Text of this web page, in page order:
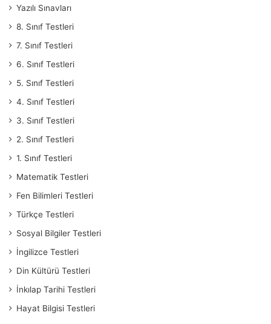
Yazılı Sınavları
8. Sınıf Testleri
7. Sınıf Testleri
6. Sınıf Testleri
5. Sınıf Testleri
4. Sınıf Testleri
3. Sınıf Testleri
2. Sınıf Testleri
1. Sınıf Testleri
Matematik Testleri
Fen Bilimleri Testleri
Türkçe Testleri
Sosyal Bilgiler Testleri
İngilizce Testleri
Din Kültürü Testleri
İnkılap Tarihi Testleri
Hayat Bilgisi Testleri